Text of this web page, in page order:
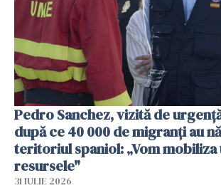
Pedro Sanchez, vizită de
după ce 40 000 de migranți au
teritoriul spaniol: „Vom
resursele"
31 IULIE 2026